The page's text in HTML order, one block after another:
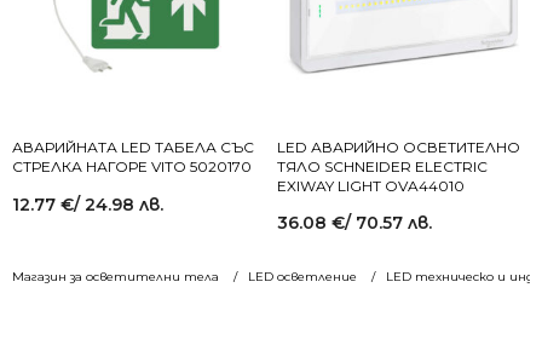
Магазин за осветителни тела LED осветление LED техническо и
АВАРИЙНАТА LED ТАБЕЛА СЪС
СТРЕЛКА НАГОРЕ VITO 5020170
12.77 €/ 24.98 лв.
LED АВАРИЙНО ОСВЕТИТЕЛНО
ТЯЛО SCHNEIDER ELECTRIC
EXIWAY LIGHT OVA44010
36.08 €/ 70.57 лв.